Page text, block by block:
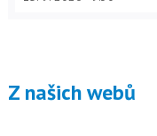
Z našich webů